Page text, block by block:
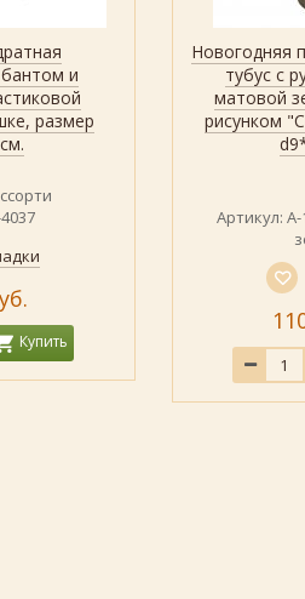
и
размер
Купить
Новогодняя
тубус с
матовой
рисунком
Артикул: